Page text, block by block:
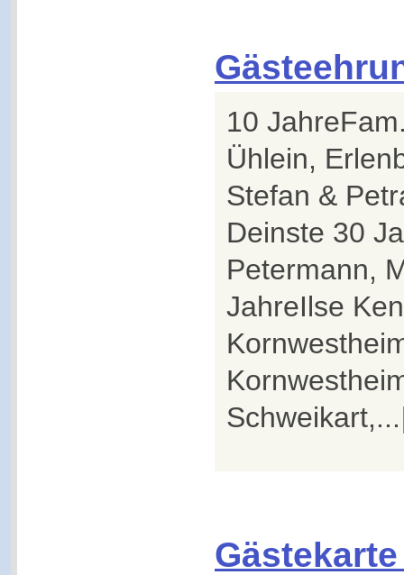
10
Ühlein,
Stefan &
Deinste 30
Petermann,
JahreIlse
Schweikart,...
Gästekarte